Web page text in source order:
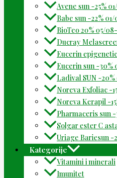
Avene sun -25%
Babe sun -22% 01/
BioTeo 20% 05/
Ducray
Eucerin
Eucerin sun -30%
Ladival SUN -
Noreva Exfoliac -
Noreva Kerapil -
Pharmaceris sun -
Solgar ester C
Uriage Bariesun -
Kategorije
Vitamini i minerali
Imunitet